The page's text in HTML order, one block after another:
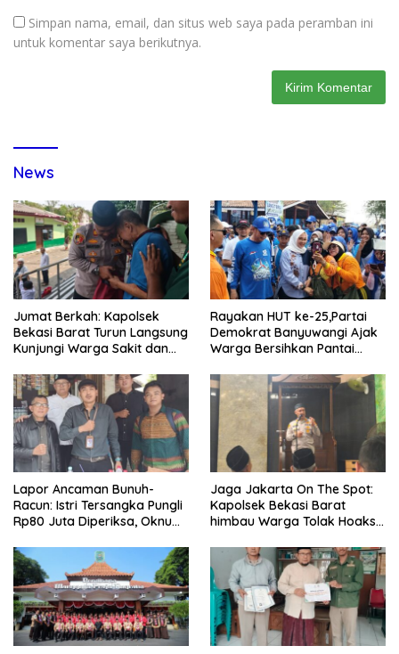
Simpan nama, email, dan situs web saya pada peramban ini
untuk komentar saya berikutnya.
News
Jumat Berkah: Kapolsek
Bekasi Barat Turun Langsung
Kunjungi Warga Sakit dan
Rayakan HUT ke-25,Partai
Demokrat Banyuwangi Ajak
Warga Bersihkan Pantai
Lapor Ancaman Bunuh-
Racun: Istri Tersangka Pungli
Rp80 Juta Diperiksa, Oknum
Disdagperin
Jaga Jakarta On The Spot:
Kapolsek Bekasi Barat
himbau Warga Tolak Hoaks
Sholat Jumat